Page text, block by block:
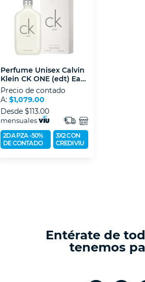
Perfume Unisex Calvin
Klein CK ONE (edt) Eau
De Toilette 200 Ml
Precio de contado
A: $1,079.00
Desde $113.00
mensuales
2DA PZA -50%
DE CONTADO
3X2 CON
CREDIVIU
Entérate de
tenemos